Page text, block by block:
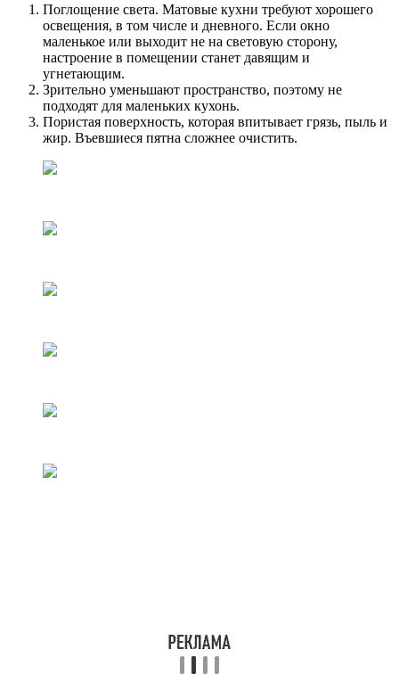
Поглощение света. Матовые кухни требуют хорошего
освещения, в том числе и дневного. Если окно
маленькое или выходит не на световую сторону,
настроение в помещении станет давящим и
угнетающим.
Зрительно уменьшают пространство, поэтому не
подходят для маленьких кухонь.
Пористая поверхность, которая впитывает грязь, пыль и
жир. Въевшиеся пятна сложнее очистить.